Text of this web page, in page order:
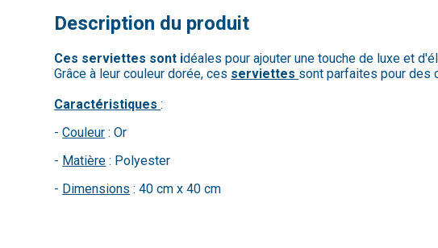
Description du produit
Ces serviettes sont idéales pour ajouter une touche de luxe et
Grâce à leur couleur dorée, ces serviettes sont parfaites pour des
Caractéristiques :
-Couleur : Or
- Matière : Polyester
- Dimensions : 40 cm x 40 cm